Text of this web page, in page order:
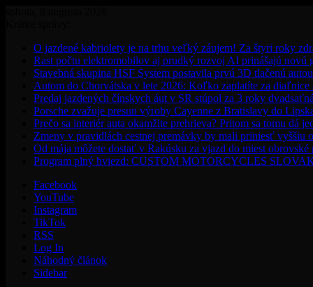
O jazdené kabriolety je na trhu veľký záujem! Za štyri roky
Rast počtu elektromobilov aj prudký rozvoj AI prinášajú novú
Stavebná skupina HSF System postavila prvú 3D tlačenú
Autom do Chorvátska v lete 2026: Koľko zaplatíte za diaľnice
Predaj jazdených čínskych áut v SR stúpol za 3 roky
Porsche zvažuje presun výroby Cayenne z Bratislavy do
Prečo sa interiér auta okamžite prehrieva? Pritom sa tomu dá
Zmeny v pravidlách cestnej premávky by mali priniesť vyššiu
Od mája môžete dostať v Rakúsku za vjazd do miest obrovské
Program plný hviezd: CUSTOM MOTORCYCLES
Facebook
YouTube
Instagram
TikTok
RSS
Log In
Náhodný článok
Sidebar